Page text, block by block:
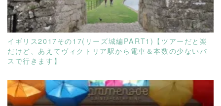
イギリス2017その17(リーズ城編PART1)【ツアーだと楽
だけど、あえてヴィクトリア駅から電車＆本数の少ないバ
スで行きます】